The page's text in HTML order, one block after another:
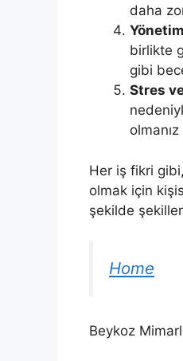
daha
birlikte
gibi
Stres
Her iş fikri
olmak için
şekilde
Home
Beykoz